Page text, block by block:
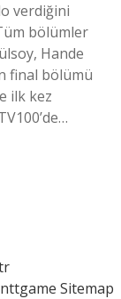
verdiğini
bölümler
Hande
final bölümü
ilk kez
nttgame Sitemap